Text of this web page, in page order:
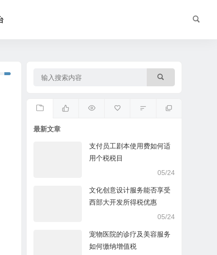
最新文章
支付员工剧本使用费如何适
用个税税目
05/24
文化创意设计服务能否享受
西部大开发所得税优惠
05/24
宠物医院的诊疗及美容服务
如何缴纳增值税